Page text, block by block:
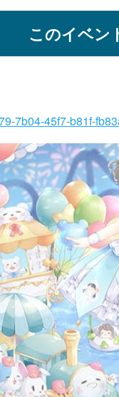
このイベン
7b04-45f7-b81f-